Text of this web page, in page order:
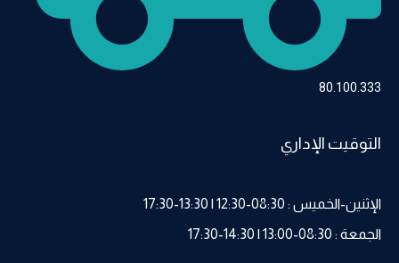
80.100.333
التوقيت الإداري
الإثنين-الخميس : 08:30-12:30 | 13:30-17:30
الجمعة : 08:30-13:00 | 14:30-17:30